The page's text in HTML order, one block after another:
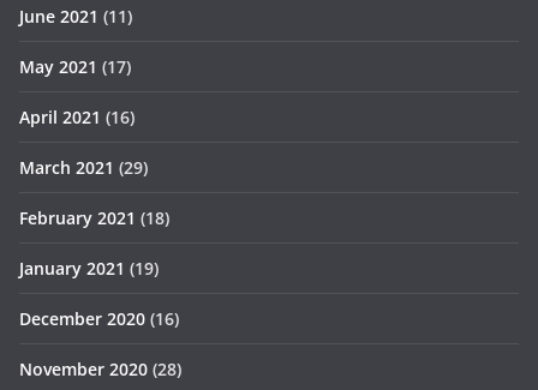
June 2021 (11)
May 2021 (17)
April 2021 (16)
March 2021 (29)
February 2021 (18)
January 2021 (19)
December 2020 (16)
November 2020 (28)